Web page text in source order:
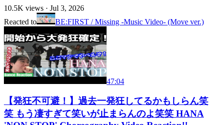
10.5K views · Jul 3, 2026
Reacted to
BE:FIRST / Missing -Music Video- (Move ver.)
47:04
【発狂不可避！】過去一発狂してるかもしらん笑
笑 もう凄すぎて笑いが止まらんのよ笑笑 HANA